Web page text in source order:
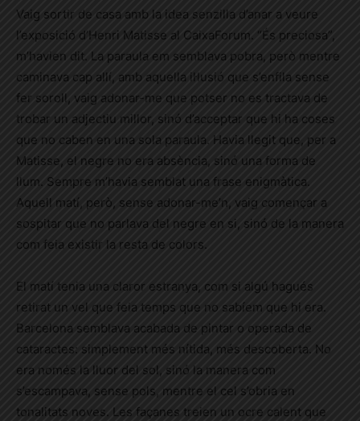
Vaig sortir de casa amb la idea senzilla d’anar a veure
l’exposició d’Henri Matisse al CaixaForum. “És preciosa”,
m’havien dit. La paraula em semblava pobra, però mentre
caminava cap allí, amb aquella il·lusió que s’enfila sense
fer soroll, vaig adonar-me que potser no es tractava de
trobar un adjectiu millor, sinó d’acceptar que hi ha coses
que no caben en una sola paraula. Havia llegit que, per a
Matisse, el negre no era absència, sinó una forma de
llum. Sempre m’havia semblat una frase enigmàtica.
Aquell matí, però, sense adonar-me’n, vaig començar a
sospitar que no parlava del negre en si, sinó de la manera
com feia existir la resta de colors.
El matí tenia una claror estranya, com si algú hagués
retirat un vel que feia temps que no sabíem que hi era.
Barcelona semblava acabada de pintar o operada de
cataractes: simplement més nítida, més descoberta. No
era només la lluor del sol, sinó la manera com
s’escampava, sense pols, mentre el cel s’obria en
tonalitats noves. Les façanes treien un ocre calent que